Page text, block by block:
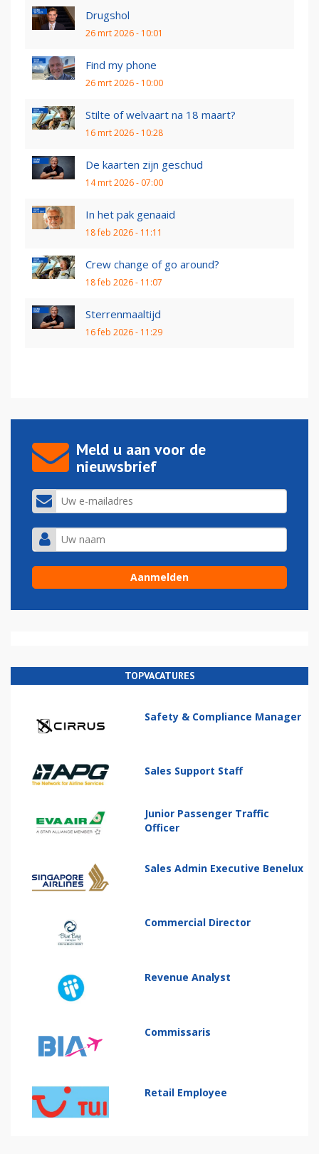
Drugshol
26 mrt 2026 - 10:01
Find my phone
26 mrt 2026 - 10:00
Stilte of welvaart na 18 maart?
16 mrt 2026 - 10:28
De kaarten zijn geschud
14 mrt 2026 - 07:00
In het pak genaaid
18 feb 2026 - 11:11
Crew change of go around?
18 feb 2026 - 11:07
Sterrenmaaltijd
16 feb 2026 - 11:29
Meld u aan voor de
nieuwsbrief
TOPVACATURES
Safety & Compliance Manager
Sales Support Staff
Junior Passenger Traffic
Officer
Sales Admin Executive Benelux
Commercial Director
Revenue Analyst
Commissaris
Retail Employee